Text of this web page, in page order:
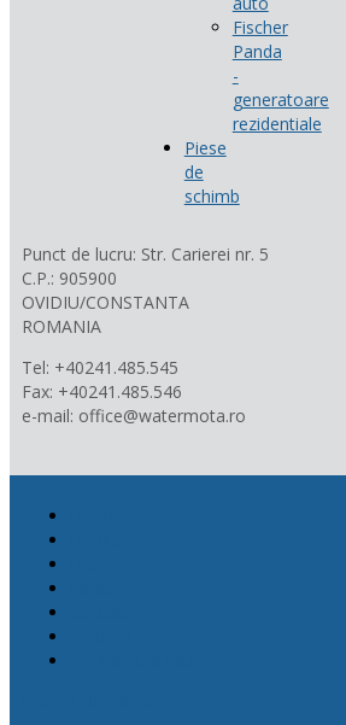
Fischer
Panda
-
generatoare
rezidentiale
Piese
de
schimb
Punct de lucru: Str. Carierei nr. 5
C.P.: 905900
OVIDIU/CONSTANTA
ROMANIA
Tel: +40241.485.545
Fax: +40241.485.546
e-mail: office@watermota.ro